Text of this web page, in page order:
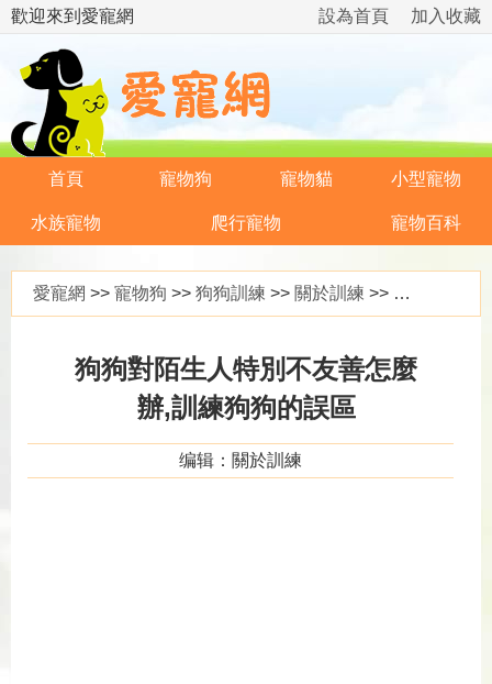
歡迎來到愛寵網 加入收藏
設為首頁
首頁 寵物狗 寵物貓 小型寵物
水族寵物 爬行寵物 寵物百科
愛寵網 >> 寵物狗 >> 狗狗訓練 >> 關於訓練 >> 狗狗對陌生人特別不友善怎麼辦,訓練狗狗的誤區
狗狗對陌生人特別不友善怎麼
辦,訓練狗狗的誤區
编辑：關於訓練